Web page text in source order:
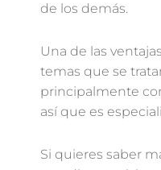
de los demás.
Una de las
temas que se
principalmente
así que es
Si quieres saber